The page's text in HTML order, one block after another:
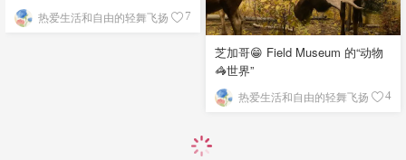
热爱生活和自由的轻舞飞扬 7
芝加哥😁 Field Museum 的“动物
🦓世界”
热爱生活和自由的轻舞飞扬 4